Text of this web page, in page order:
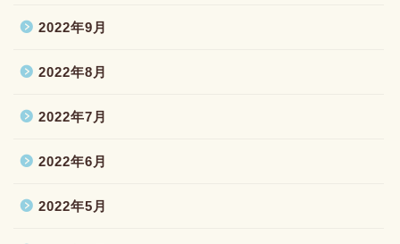
2022年9月
2022年8月
2022年7月
2022年6月
2022年5月